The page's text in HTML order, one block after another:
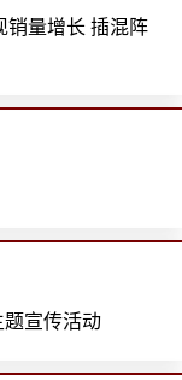
销量增长 插混阵
塘乡：开展“7.11世界人口日” 主题宣传活动